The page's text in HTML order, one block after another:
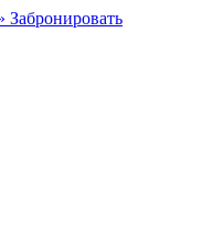
Забронировать